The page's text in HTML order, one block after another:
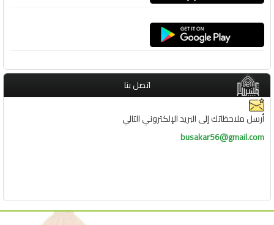
اتصل بنا
أرسل ملاحظاتك إلى البريد الإلكتروني التالي
busakar56@gmail.com